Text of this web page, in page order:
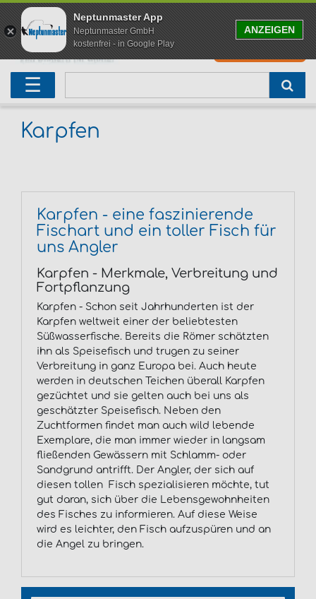
☰
Karpfen
Karpfen - eine faszinierende
Fischart und ein toller Fisch für
uns Angler
Karpfen - Merkmale, Verbreitung und
Fortpflanzung
Karpfen - Schon seit Jahrhunderten ist der
Karpfen weltweit einer der beliebtesten
Süßwasserfische. Bereits die Römer schätzten
ihn als Speisefisch und trugen zu seiner
Verbreitung in ganz Europa bei. Auch heute
werden in deutschen Teichen überall Karpfen
gezüchtet und sie gelten auch bei uns als
geschätzter Speisefisch. Neben den
Zuchtformen findet man auch wild lebende
Exemplare, die man immer wieder in langsam
fließenden Gewässern mit Schlamm- oder
Sandgrund antrifft. Der Angler, der sich auf
diesen tollen Fisch spezialisieren möchte, tut
gut daran, sich über die Lebensgewohnheiten
des Fisches zu informieren. Auf diese Weise
wird es leichter, den Fisch aufzuspüren und an
die Angel zu bringen.
Neu eingetroffen
Angelset
Geschenke für Angler
Karpfenruten
Freilaufrollen
Karpfenmontagen
Karpfenliege
Abhakmatte
weitere
Raubfischrute
Köderfischrute
Köderfischsenke
Raubfischkescher
weitere
Forellenruten
Forellenposen
Forellenköder
Wallerruten
Wallerrolle
Wallerköder
weitere
Meeresruten
Meeresrollen
Meerforellenköder
weitere
Matchruten
Feederrollen
Futterkorb
Trollingruten
Bootsrutenhalter
weitere
FOX
Westin Fishing
Zeck Fishing
Black Cat
weitere
Neptunmaster App
Neptunmaster GmbH
kostenfrei - in Google Play
ANZEIGEN